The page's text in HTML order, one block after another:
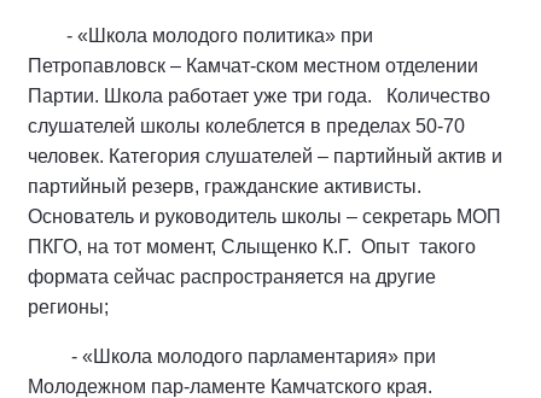
- «Школа молодого политика» при
Петропавловск – Камчат-ском местном отделении
Партии. Школа работает уже три года. Количество
слушателей школы колеблется в пределах 50-70
человек. Категория слушателей – партийный актив и
партийный резерв, гражданские активисты.
Основатель и руководитель школы – секретарь МОП
ПКГО, на тот момент, Слыщенко К.Г. Опыт такого
формата сейчас распространяется на другие
регионы;
- «Школа молодого парламентария» при
Молодежном пар-ламенте Камчатского края.